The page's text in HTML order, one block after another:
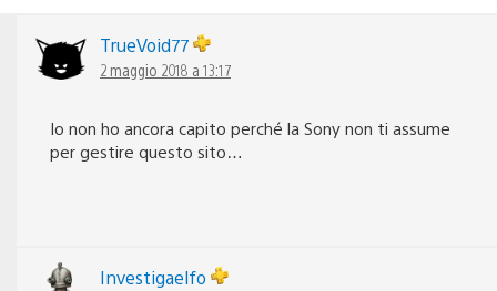
TrueVoid77
2 maggio 2018 a 13:17
Io non ho ancora capito perché la Sony non ti assume
per gestire questo sito…
Investigaelfo